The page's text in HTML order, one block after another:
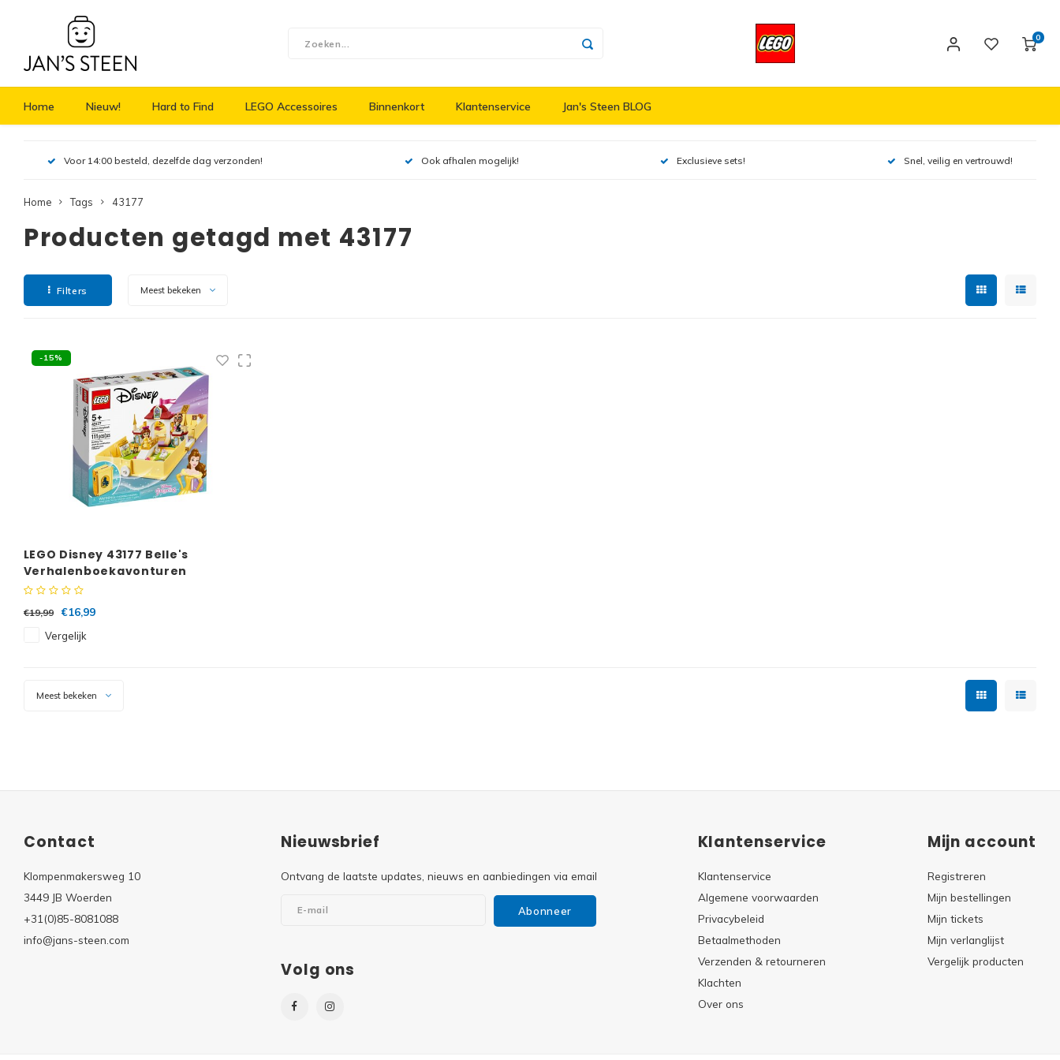
0
Home Nieuw! Hard to Find LEGO Accessoires Binnenkort Klantenservice Jan's Steen BLOG
Voor 14:00 besteld, dezelfde dag verzonden! Ook afhalen mogelijk! Exclusieve sets! Snel, veilig en vertrouwd!
Home Tags 43177
Producten getagd met 43177
Filters Meest bekeken
-15%
LEGO Disney 43177 Belle's
Verhalenboekavonturen
€19,99
€16,99
Vergelijk
Meest bekeken
Contact
Klompenmakersweg 10
3449 JB Woerden
+31(0)85-8081088
info@jans-steen.com
Nieuwsbrief
Ontvang de laatste updates, nieuws en aanbiedingen via email
Abonneer
Volg ons
Klantenservice
Klantenservice
Algemene voorwaarden
Privacybeleid
Betaalmethoden
Verzenden & retourneren
Klachten
Over ons
Mijn account
Registreren
Mijn bestellingen
Mijn tickets
Mijn verlanglijst
Vergelijk producten